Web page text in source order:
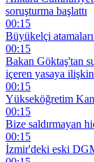
soruşturma başlattı
00:15
Büyükelçi
00:15
Bakan Göktaş'tan
içeren yasaya
00:15
Yükseköğretim
00:15
Bize saldırmayan
00:15
İzmir'deki eski